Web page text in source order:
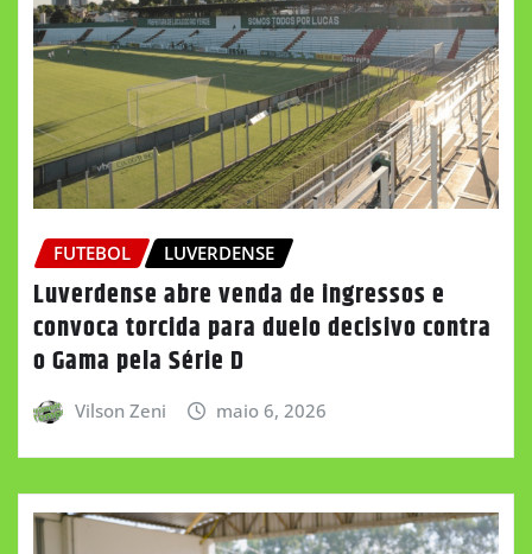
FUTEBOL LUVERDENSE
Luverdense abre venda de ingressos e
convoca torcida para duelo decisivo contra
o Gama pela Série D
Vilson Zeni maio 6, 2026